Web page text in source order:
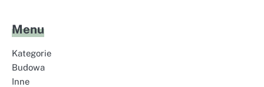
Menu
Kategorie
Budowa
Inne